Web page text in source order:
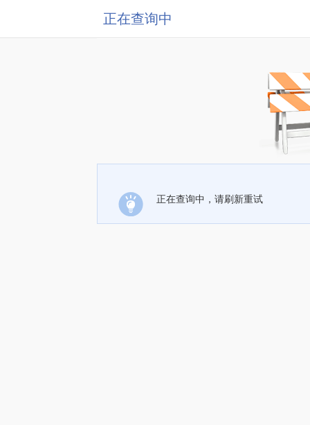
正在查询中
正在查询中，请刷新重试